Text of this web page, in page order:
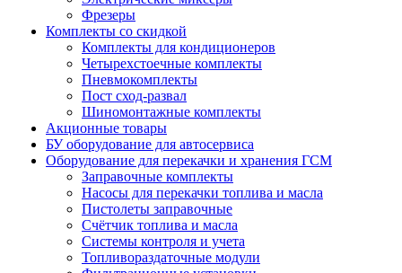
Фрезеры
Комплекты со скидкой
Комплекты для кондиционеров
Четырехстоечные комплекты
Пневмокомплекты
Пост сход-развал
Шиномонтажные комплекты
Акционные товары
БУ оборудование для автосервиса
Оборудование для перекачки и хранения ГСМ
Заправочные комплекты
Насосы для перекачки топлива и масла
Пистолеты заправочные
Счётчик топлива и масла
Системы контроля и учета
Топливораздаточные модули